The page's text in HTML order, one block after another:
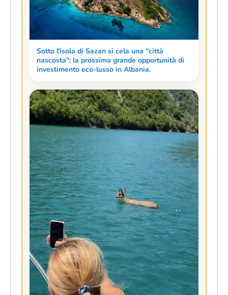
Sotto l'isola di Sazan si cela una "città
nascosta": la prossima grande opportunità di
investimento eco-lusso in Albania.